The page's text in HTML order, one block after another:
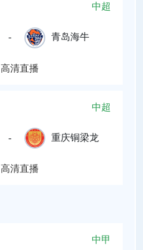
中超
- 青岛海牛
高清直播
中超
- 重庆铜梁龙
高清直播
中甲